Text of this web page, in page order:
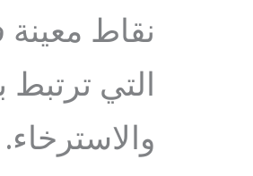
نقاط
التي ترتبط